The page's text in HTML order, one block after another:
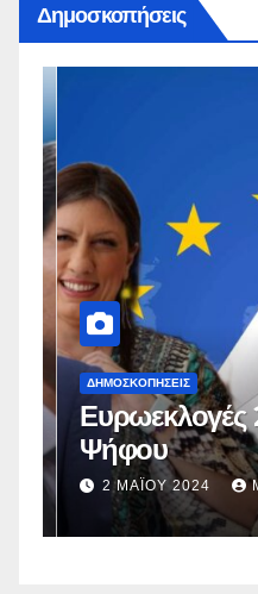
Δημοσκοπήσεις
ΔΗΜΟΣΚΟΠΉΣΕΙΣ
Ευρωεκλογές
Ψήφου
2 ΜΑΪ́ΟΥ 2024